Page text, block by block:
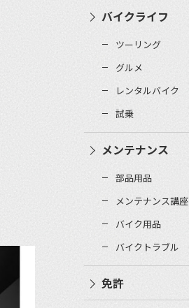
バイクライフ
ツーリング
グルメ
レンタルバイク
試乗
メンテナンス
部品用品
メンテナンス講座
バイク用品
バイクトラブル
免許